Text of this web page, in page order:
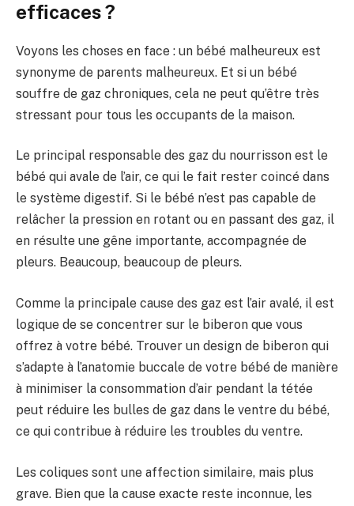
efficaces ?
Voyons les choses en face : un bébé malheureux est
synonyme de parents malheureux. Et si un bébé
souffre de gaz chroniques, cela ne peut qu’être très
stressant pour tous les occupants de la maison.
Le principal responsable des gaz du nourrisson est le
bébé qui avale de l’air, ce qui le fait rester coincé dans
le système digestif. Si le bébé n’est pas capable de
relâcher la pression en rotant ou en passant des gaz, il
en résulte une gêne importante, accompagnée de
pleurs. Beaucoup, beaucoup de pleurs.
Comme la principale cause des gaz est l’air avalé, il est
logique de se concentrer sur le biberon que vous
offrez à votre bébé. Trouver un design de biberon qui
s’adapte à l’anatomie buccale de votre bébé de manière
à minimiser la consommation d’air pendant la tétée
peut réduire les bulles de gaz dans le ventre du bébé,
ce qui contribue à réduire les troubles du ventre.
Les coliques sont une affection similaire, mais plus
grave. Bien que la cause exacte reste inconnue, les